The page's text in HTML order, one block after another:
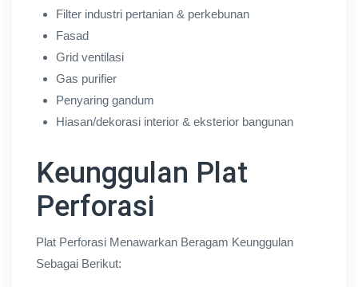
Filter industri pertanian & perkebunan
Fasad
Grid ventilasi
Gas purifier
Penyaring gandum
Hiasan/dekorasi interior & eksterior bangunan
Keunggulan Plat
Perforasi
Plat Perforasi Menawarkan Beragam Keunggulan
Sebagai Berikut: